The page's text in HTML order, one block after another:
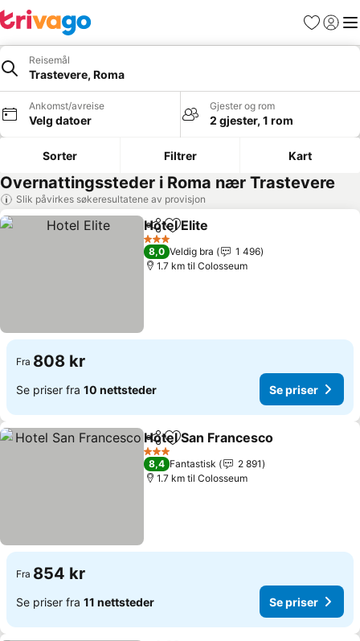
Favoritter
Logg
Reisemål
Trastevere, Roma
Ankomst/avreise
Velg datoer
Gjester og rom
2 gjester, 1 rom
Sorter Filtrer Kart
Overnattingssteder i Roma nær Trastevere
Slik påvirkes søkeresultatene av provisjon
Del Legg til i favoritter
Hotel Elite
3 Stjerner
8,0 Veldig bra
1 496
1.7 km til Colosseum
Fra 808 kr
Se priser fra 10 nettsteder Se priser
Del Legg til i favoritter
Hotel San Francesco
3 Stjerner
8,4 Fantastisk
2 891
1.7 km til Colosseum
Fra 854 kr
Se priser fra 11 nettsteder Se priser